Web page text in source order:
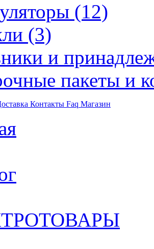
(12)
(3)
и
пакеты и
Контакты Faq Магазин